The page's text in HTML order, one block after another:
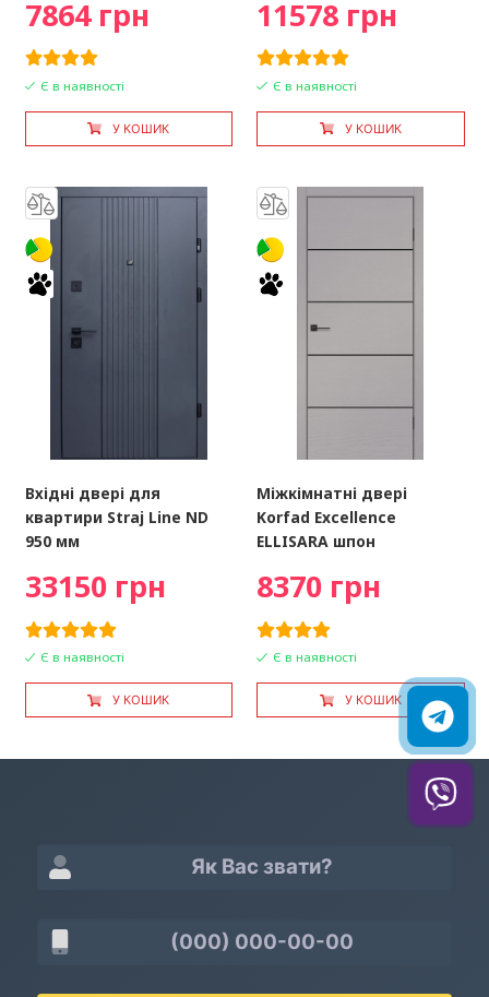
7864 грн
Є в наявності
У КОШИК
11578 грн
Є в наявності
У КОШИК
Вхідні двері для
квартири Straj Line ND
950 мм
33150 грн
Є в наявності
У КОШИК
Міжкімнатні двері
Korfad Excellence
ELLISARA шпон
8370 грн
Є в наявності
У КОШИК